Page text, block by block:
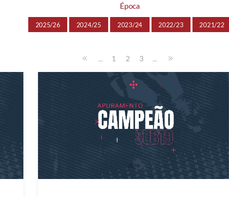
Época
2025/26 2024/25 2023/24 2022/23 2021/22
... 1 2 3 ...